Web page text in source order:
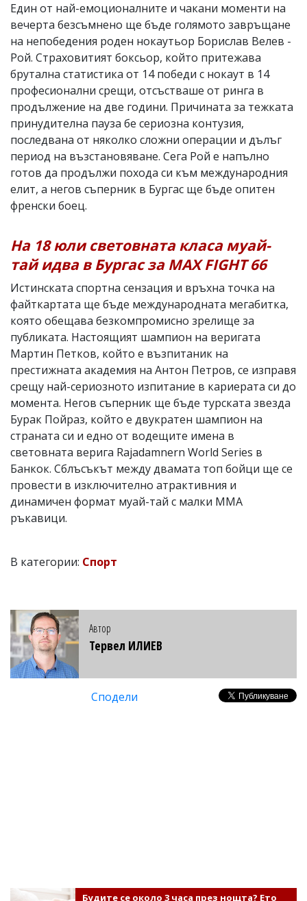
Един от най-емоционалните и чакани моменти на
вечерта безсъмнено ще бъде голямото завръщане
на непобедения роден нокаутьор Борислав Велев -
Рой. Страховитият боксьор, който притежава
брутална статистика от 14 победи с нокаут в 14
професионални срещи, отсъстваше от ринга в
продължение на две години. Причината за тежката
принудителна пауза бе сериозна контузия,
последвана от няколко сложни операции и дълъг
период на възстановяване. Сега Рой е напълно
готов да продължи похода си към международния
елит, а негов съперник в Бургас ще бъде опитен
френски боец.
На 18 юли световната класа муай-
тай идва в Бургас за MAX FIGHT 66
Истинската спортна сензация и връхна точка на
файткартата ще бъде международната мегабитка,
която обещава безкомпромисно зрелище за
публиката. Настоящият шампион на веригата
Мартин Петков, който е възпитаник на
престижната академия на Антон Петров, се изправя
срещу най-сериозното изпитание в кариерата си до
момента. Негов съперник ще бъде турската звезда
Бурак Пойраз, който е двукратен шампион на
страната си и едно от водещите имена в
световната верига Rajadamnern World Series в
Банкок. Сблъсъкът между двамата топ бойци ще се
провести в изключително атрактивния и
динамичен формат муай-тай с малки ММА
ръкавици.
В категории: Спорт
Автор
Тервел ИЛИЕВ
Сподели
Будите се около 3 часа през нощта? Ето